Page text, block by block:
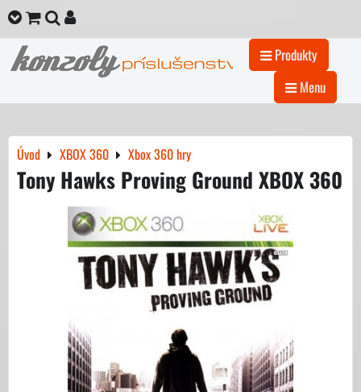
Produkty
Menu
Úvod XBOX 360 Xbox 360 hry
Tony Hawks Proving Ground XBOX 360